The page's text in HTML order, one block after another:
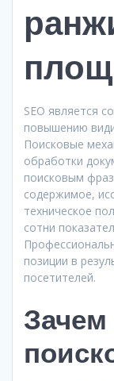
SEO является
повышению
Поисковые
обработки
поисковым
содержимое,
техническое
сотни
позиции в
посетителей.
Зачем